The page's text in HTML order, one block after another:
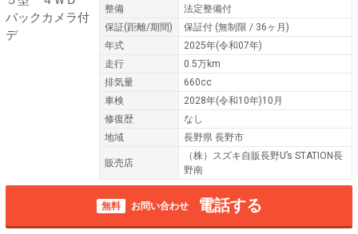
整備
法定整備付
保証(距離/期間) 保証付 (無制限 / 36ヶ月)
年式
2025年(令和07年)
走行
0.5万km
排気量
660cc
車検
2028年(令和10年)10月
修復歴
なし
地域
長野県 長野市
販売店
（株）スズキ自販長野U’s STATION長
野南
無料 お問い合わせ 電話する